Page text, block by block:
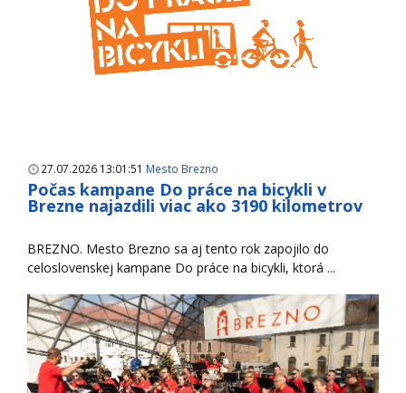
27.07.2026 13:01:51 Mesto Brezno
Počas kampane Do práce na bicykli v
Brezne najazdili viac ako 3190 kilometrov
BREZNO. Mesto Brezno sa aj tento rok zapojilo do
celoslovenskej kampane Do práce na bicykli, ktorá ...